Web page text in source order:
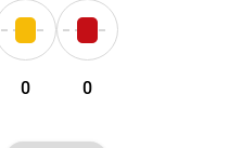
0 0